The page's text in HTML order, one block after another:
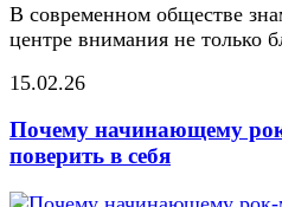
В современном обществе
центре внимания не только
15.02.26
Почему начинающему
поверить в себя